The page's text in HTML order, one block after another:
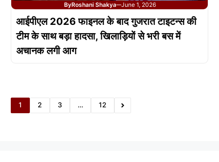
ByRoshani Shakya—June 1, 2026
आईपीएल 2026 फाइनल के बाद गुजरात टाइटन्स की
टीम के साथ बड़ा हादसा, खिलाड़ियों से भरी बस में
अचानक लगी आग
1 2 3 … 12